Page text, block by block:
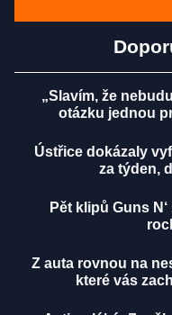
„Slavím, že
otázku jednou
Ústřice dokázaly
za týden,
Pět klipů Guns
Z auta rovnou na
které vás